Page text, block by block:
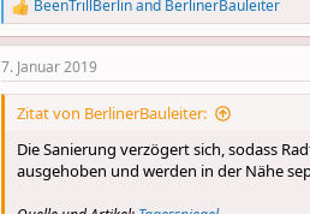
R
e
a
c
t
BeenTrillBerlinand BerlinerBauleiter
7. Januar 2019
Zitat von BerlinerBauleiter:
Die Sanierung verzögert sich, sodass
ausgehoben und werden in der Nähe